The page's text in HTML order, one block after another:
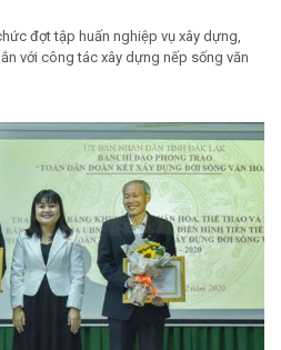
đợt tập huấn nghiệp vụ xây dựng,
với công tác xây dựng nếp sống văn